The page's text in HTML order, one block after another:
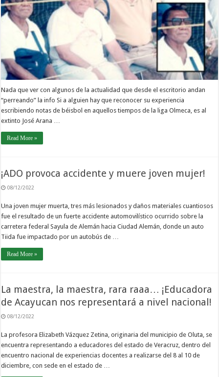
Nada que ver con algunos de la actualidad que desde el escritorio andan
“perreando” la info Si a alguien hay que reconocer su experiencia
escribiendo notas de béisbol en aquellos tiempos de la liga Olmeca, es al
extinto José Arana …
Read More »
¡ADO provoca accidente y muere joven mujer!
08/12/2022
Una joven mujer muerta, tres más lesionados y daños materiales cuantiosos
fue el resultado de un fuerte accidente automovilístico ocurrido sobre la
carretera federal Sayula de Alemán hacia Ciudad Alemán, donde un auto
Tiida fue impactado por un autobús de …
Read More »
La maestra, la maestra, rara raaa… ¡Educadora
de Acayucan nos representará a nivel nacional!
08/12/2022
La profesora Elizabeth Vázquez Zetina, originaria del municipio de Oluta, se
encuentra representando a educadores del estado de Veracruz, dentro del
encuentro nacional de experiencias docentes a realizarse del 8 al 10 de
diciembre, con sede en el estado de …